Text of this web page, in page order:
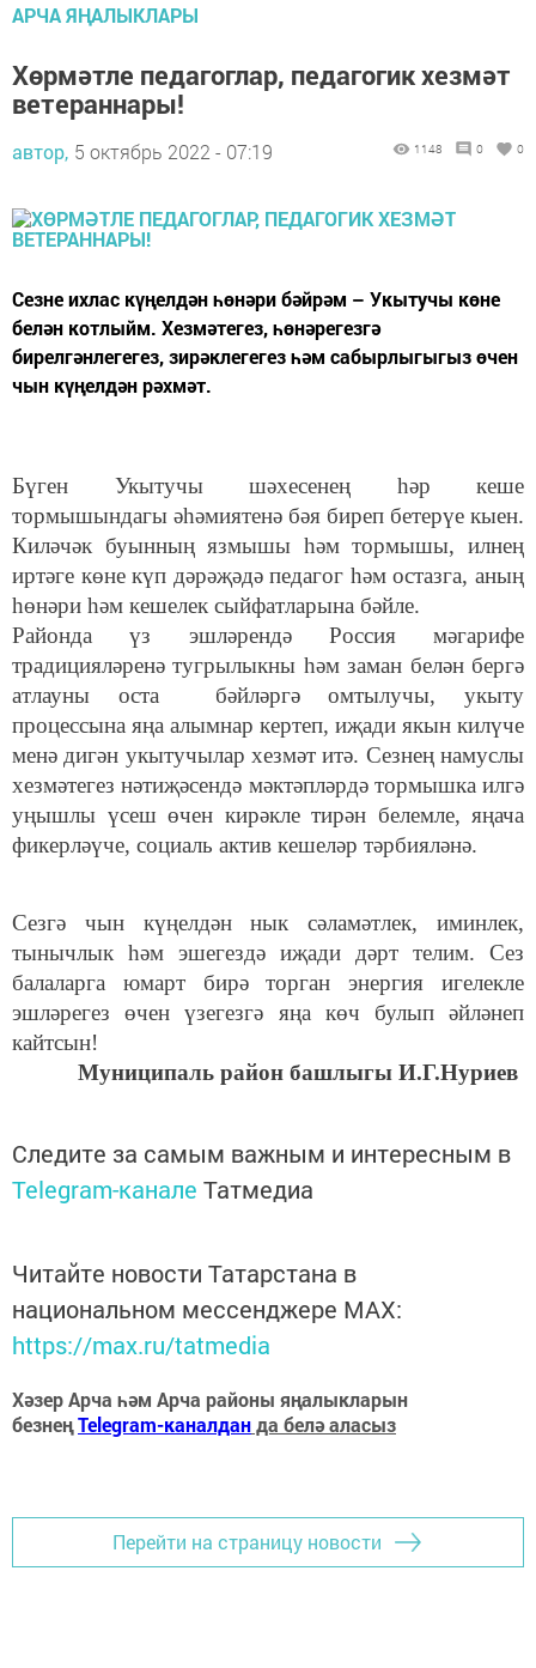
АРЧА ЯҢАЛЫКЛАРЫ
Хөрмәтле педагоглар, педагогик хезмәт
ветераннары!
автор, 5 октябрь 2022 - 07:19 1148 0 0
Сезне ихлас күңелдән һөнәри бәйрәм – Укытучы көне
белән котлыйм. Хезмәтегез, һөнәрегезгә
бирелгәнлегегез, зирәклегегез һәм сабырлыгыгыз өчен
чын күңелдән рәхмәт.
Бүген Укытучы шәхесенең һәр кеше
тормышындагы әһәмиятенә бәя биреп бетерүе кыен.
Киләчәк буынның язмышы һәм тормышы, илнең
иртәге көне күп дәрәҗәдә педагог һәм остазга, аның
һөнәри һәм кешелек сыйфатларына бәйле.
Районда үз эшләрендә Россия мәгарифе
традицияләренә тугрылыкны һәм заман белән бергә
атлауны оста бәйләргә омтылучы, укыту
процессына яңа алымнар кертеп, иҗади якын килүче
менә дигән укытучылар хезмәт итә. Сезнең намуслы
хезмәтегез нәтиҗәсендә мәктәпләрдә тормышка илгә
уңышлы үсеш өчен кирәкле тирән белемле, яңача
фикерләүче, социаль актив кешеләр тәрбияләнә.
Сезгә чын күңелдән нык сәламәтлек, иминлек,
тынычлык һәм эшегездә иҗади дәрт телим. Сез
балаларга юмарт бирә торган энергия игелекле
эшләрегез өчен үзегезгә яңа көч булып әйләнеп
кайтсын!
Муниципаль район башлыгы И.Г.Нуриев
Следите за самым важным и интересным в
Telegram-канале Татмедиа
Читайте новости Татарстана в
национальном мессенджере MАХ:
https://max.ru/tatmedia
Хәзер Арча һәм Арча районы яңалыкларын
безнеңTelegram-каналданда белә аласыз
Перейти на страницу новости